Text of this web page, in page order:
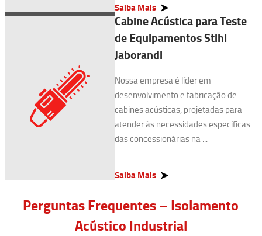
Saiba Mais
Cabine Acústica para Teste
de Equipamentos Stihl
Jaborandi
Nossa empresa é líder em
desenvolvimento e fabricação de
cabines acústicas, projetadas para
atender às necessidades específicas
das concessionárias na ...
Saiba Mais
Perguntas Frequentes – Isolamento
Acústico Industrial